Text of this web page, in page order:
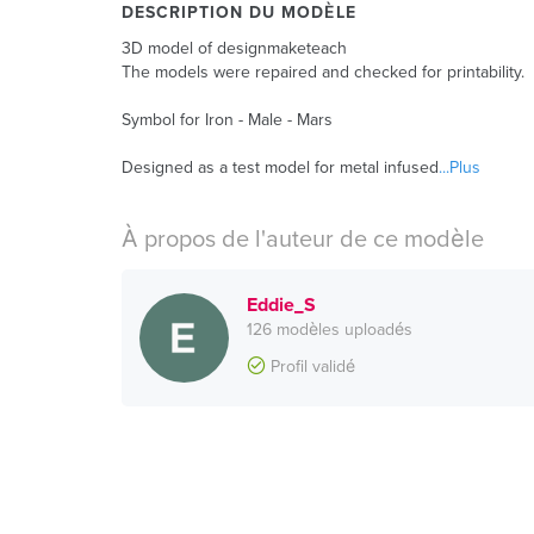
DESCRIPTION DU MODÈLE
3D model of designmaketeach
The models were repaired and checked for printability.
Symbol for Iron - Male - Mars
Designed as a test model for metal infused...Plus
À propos de l'auteur de ce modèle
Eddie_S
126 modèles uploadés
Profil validé